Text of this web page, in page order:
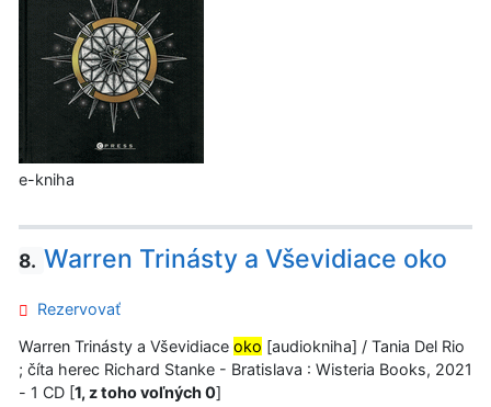
e-kniha
8. Warren Trinásty a Vševidiace oko
Rezervovať
Warren Trinásty a Vševidiace oko [audiokniha] / Tania Del Rio
; číta herec Richard Stanke - Bratislava : Wisteria Books, 2021
- 1 CD [1, z toho voľných 0]